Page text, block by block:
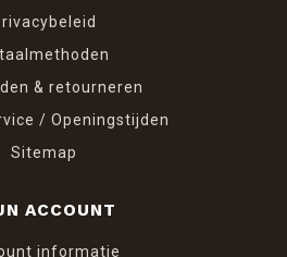
& retourneren
/ Openingstijden
Sitemap
ACCOUNT
informatie